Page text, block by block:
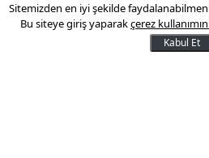
15,3 milyon
ikramiye ödendi
Sitemizden en iyi şekilde
Bu siteye giriş yaparakçerez
Kabul Et